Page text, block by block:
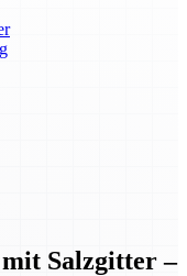
Salzgitter –